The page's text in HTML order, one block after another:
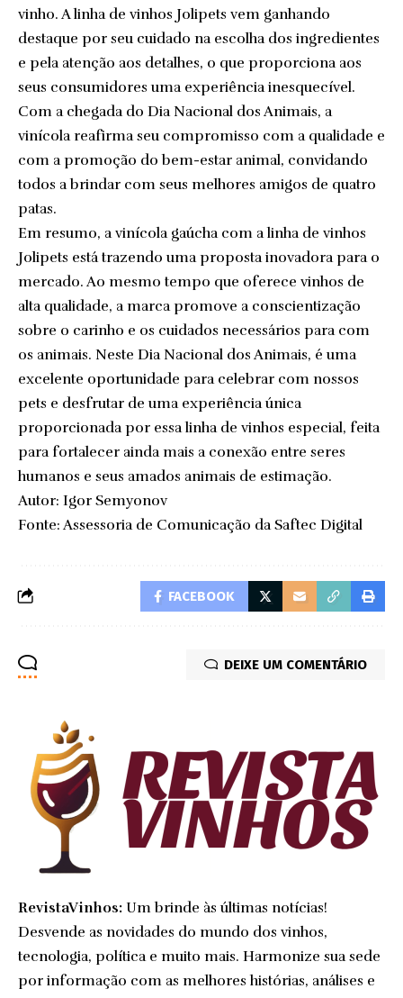
vinho. A linha de vinhos Jolipets vem ganhando
destaque por seu cuidado na escolha dos ingredientes
e pela atenção aos detalhes, o que proporciona aos
seus consumidores uma experiência inesquecível.
Com a chegada do Dia Nacional dos Animais, a
vinícola reafirma seu compromisso com a qualidade e
com a promoção do bem-estar animal, convidando
todos a brindar com seus melhores amigos de quatro
patas.
Em resumo, a vinícola gaúcha com a linha de vinhos
Jolipets está trazendo uma proposta inovadora para o
mercado. Ao mesmo tempo que oferece vinhos de
alta qualidade, a marca promove a conscientização
sobre o carinho e os cuidados necessários para com
os animais. Neste Dia Nacional dos Animais, é uma
excelente oportunidade para celebrar com nossos
pets e desfrutar de uma experiência única
proporcionada por essa linha de vinhos especial, feita
para fortalecer ainda mais a conexão entre seres
humanos e seus amados animais de estimação.
Autor: Igor Semyonov
Fonte: Assessoria de Comunicação da Saftec Digital
FACEBOOK
DEIXE UM COMENTÁRIO
RevistaVinhos: Um brinde às últimas notícias!
Desvende as novidades do mundo dos vinhos,
tecnologia, política e muito mais. Harmonize sua sede
por informação com as melhores histórias, análises e